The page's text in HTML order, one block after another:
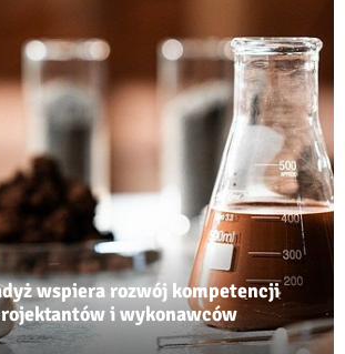
wspiera rozwój kompetencji
i wykonawców